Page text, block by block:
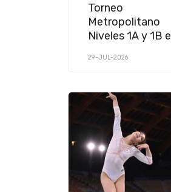
Torneo
Metropolitano
Niveles 1A y 1B
Comunicaciones
29-JUL-2026